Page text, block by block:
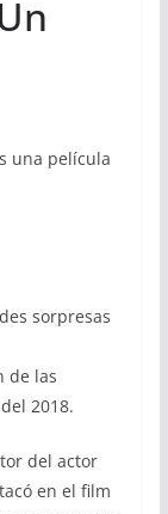
una película
sorpresas
de las
2018.
del actor
en el film